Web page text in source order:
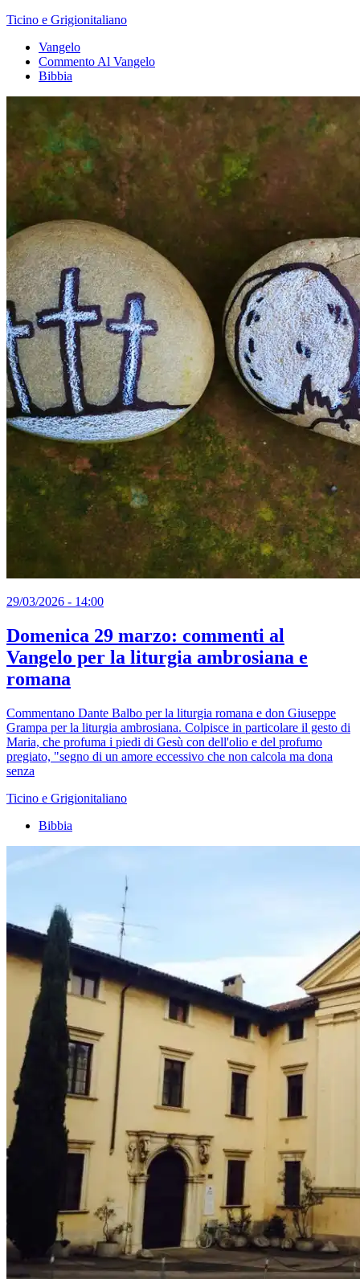
Ticino e Grigionitaliano
Vangelo
Commento Al Vangelo
Bibbia
29/03/2026 - 14:00
Domenica 29 marzo: commenti al
Vangelo per la liturgia ambrosiana e
romana
Commentano Dante Balbo per la liturgia romana e don Giuseppe
Grampa per la liturgia ambrosiana. Colpisce in particolare il gesto di
Maria, che profuma i piedi di Gesù con dell'olio e del profumo
pregiato, "segno di un amore eccessivo che non calcola ma dona
senza
Ticino e Grigionitaliano
Bibbia